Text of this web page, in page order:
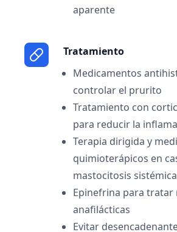
aparente
Tratamiento
Medicamentos
controlar el prurito
Tratamiento con
para reducir la
Terapia dirigida y
quimioterápicos en
mastocitosis sistémica
Epinefrina para tratar
anafilácticas
Evitar